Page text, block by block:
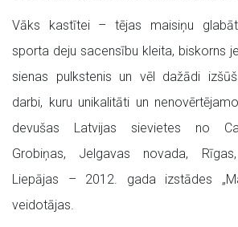
Vāks kastītei – tējas maisiņu
sporta deju sacensību kleita, biskorns
sienas pulkstenis un vēl dažādi
darbi, kuru unikalitāti un
devušas Latvijas sievietes no
Grobiņas, Jelgavas novada,
Liepājas – 2012. gada izstādes
veidotājas.